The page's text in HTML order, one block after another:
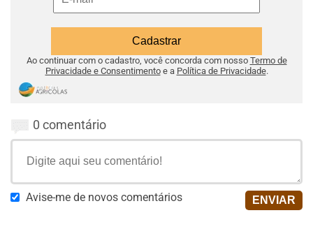
Ao continuar com o cadastro, você concorda com nosso Termo de
Privacidade e Consentimentoe a Política de Privacidade.
0 comentário
Avise-me de novos comentários